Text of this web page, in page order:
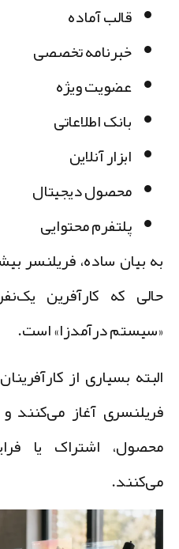
قالب آماده
خبرنامه تخصصی
عضویت ویژه
بانک اطلاعاتی
ابزار آنلاین
محصول دیجیتال
پلتفرم محتوایی
بیان ساده، فریلنسر
که کارآفرین
درآمدزا» است.
بسیاری از کارآفرینان
آغاز می‌کنند و
اشتراک یا